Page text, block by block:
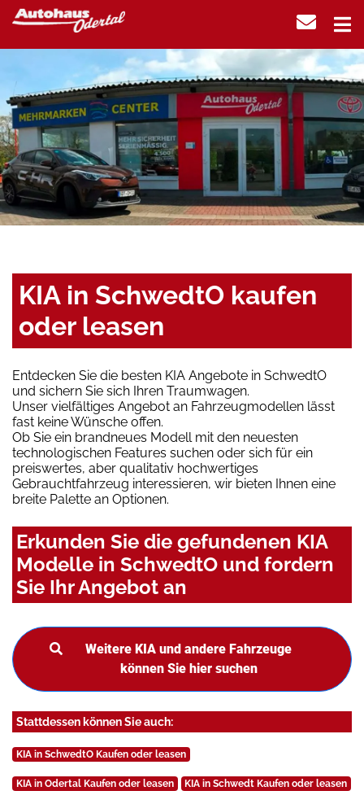
KIA in SchwedtO kaufen
oder leasen
Entdecken Sie die besten KIA Angebote in SchwedtO
und sichern Sie sich Ihren Traumwagen.
Unser vielfältiges Angebot an Fahrzeugmodellen lässt
fast keine Wünsche offen.
Ob Sie ein brandneues Modell mit den neuesten
technologischen Features suchen oder sich für ein
preiswertes, aber qualitativ hochwertiges
Gebrauchtfahrzeug interessieren, wir bieten Ihnen eine
breite Palette an Optionen.
Erkunden Sie die gefundenen KIA
Modelle in SchwedtO und fordern
Sie Ihr Angebot an
Weitere KIA und andere Fahrzeuge
können Sie hier suchen
Stattdessen können Sie auch:
KIA in SchwedtO Kaufen oder leasen
KIA in Odertal Kaufen oder leasen KIA in Schwedt Kaufen oder leasen